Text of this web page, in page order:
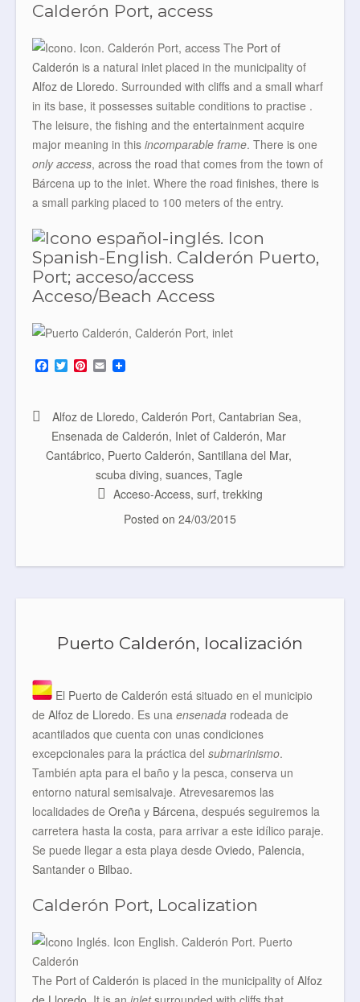
Calderón Port, access
The Port of
Calderón is a natural inlet placed in the municipality of
Alfoz de Lloredo. Surrounded with cliffs and a small wharf
in its base, it possesses suitable conditions to practise .
The leisure, the fishing and the entertainment acquire
major meaning in this incomparable frame. There is one
only access, across the road that comes from the town of
Bárcena up to the inlet. Where the road finishes, there is
a small parking placed to 100 meters of the entry.
Acceso/Beach Access
F
a
b
o
o
k
T
w
t
e
r
P
e
r
e
s
E
m
l
Alfoz de Lloredo, Calderón Port, Cantabrian Sea,
Ensenada de Calderón, Inlet of Calderón, Mar
Cantábrico, Puerto Calderón, Santillana del Mar,
scuba diving, suances, Tagle
Acceso-Access, surf, trekking
Posted on 24/03/2015
Puerto Calderón, localización
El Puerto de Calderón está situado en el municipio
de Alfoz de Lloredo. Es una ensenada rodeada de
acantilados que cuenta con unas condiciones
excepcionales para la práctica del submarinismo.
También apta para el baño y la pesca, conserva un
entorno natural semisalvaje. Atrevesaremos las
localidades de Oreña y Bárcena, después seguiremos la
carretera hasta la costa, para arrivar a este idílico paraje.
Se puede llegar a esta playa desde Oviedo, Palencia,
Santander o Bilbao.
Calderón Port, Localization
The Port of Calderón is placed in the municipality of Alfoz